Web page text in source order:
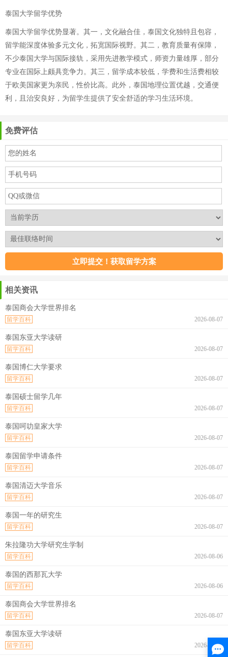
泰国大学留学优势
泰国大学留学优势显著。其一，文化融合佳，泰国文化独特且包容，
留学能深度体验多元文化，拓宽国际视野。其二，教育质量有保障，
不少泰国大学与国际接轨，采用先进教学模式，师资力量雄厚，部分
专业在国际上颇具竞争力。其三，留学成本较低，学费和生活费相较
于欧美国家更为亲民，性价比高。此外，泰国地理位置优越，交通便
利，且治安良好，为留学生提供了安全舒适的学习生活环境。
免费评估
相关资讯
泰国商会大学世界排名
2026-08-07
留学百科
泰国东亚大学读研
2026-08-07
留学百科
泰国博仁大学要求
2026-08-07
留学百科
泰国硕士留学几年
2026-08-07
留学百科
泰国呵叻皇家大学
2026-08-07
留学百科
泰国留学申请条件
2026-08-07
留学百科
泰国清迈大学音乐
2026-08-07
留学百科
泰国一年的研究生
2026-08-07
留学百科
朱拉隆功大学研究生学制
2026-08-06
留学百科
泰国的西那瓦大学
2026-08-06
留学百科
泰国商会大学世界排名
2026-08-07
留学百科
泰国东亚大学读研
2026-08-07
留学百科